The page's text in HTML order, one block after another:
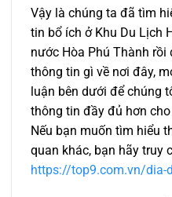
Vậy là chúng ta đã tìm
tin bổ ích ở Khu Du Lịch
nước Hòa Phú Thành rồi
thông tin gì về nơi đây,
luận bên dưới để chúng
thông tin đầy đủ hơn
Nếu bạn muốn tìm hiểu
quan khác, bạn hãy truy
https://top9.com.vn/dia-